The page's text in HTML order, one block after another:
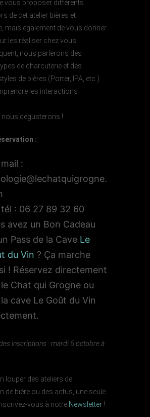
vous proposer différents
de cet atelier bières et
mais également de vous donner
les réaliser chez vous.
nous parlerons des
de charcuterie et des
de bières (Porter, IPA, etc.)
les interactions
nous dégusterons !
:
:
: 06 27 89 32 60
avez un Bon Cadeau
Pass de la Cave Le
du Vin ? Ça marche
! Réservez directement
Chat qui Grogne ou
cave Le Goût du Vin
inscriptions : mardi 6 octobre à
louper des ateliers de
de bière ou des actus, une seule
vous à notre Newsletter !